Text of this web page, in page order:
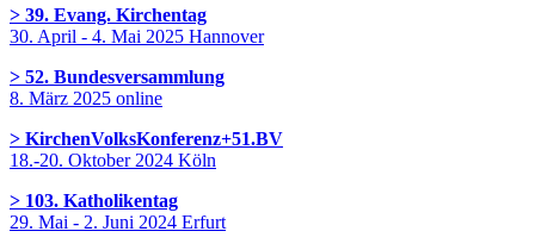
> 39. Evang. Kirchentag
30. April - 4. Mai 2025 Hannover
> 52. Bundesversammlung
8. März 2025 online
> KirchenVolksKonferenz+51.BV
18.-20. Oktober 2024 Köln
> 103. Katholikentag
29. Mai - 2. Juni 2024 Erfurt